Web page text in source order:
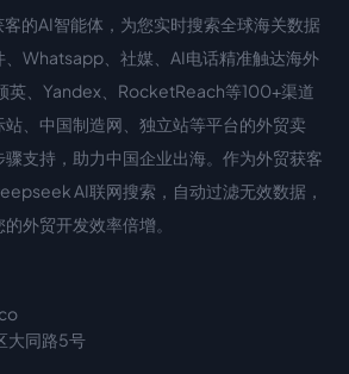
的AI智能体，为您实时搜索全球海关数据
、Whatsapp、社媒、AI电话精准触达海外
英、Yandex、RocketReach等100+渠道
、中国制造网、独立站等平台的外贸卖
支持，助力中国企业出海。作为外贸获客
AI联网搜索，自动过滤无效数据，
外贸开发效率倍增。
大同路5号